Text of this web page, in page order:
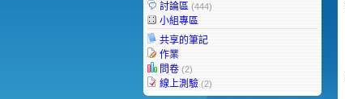
討論區 (444)
小組專區
共享的筆記
作業
問卷 (2)
線上測驗 (2)